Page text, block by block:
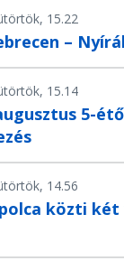
15.22
–
15.14
5-
14.56
közti